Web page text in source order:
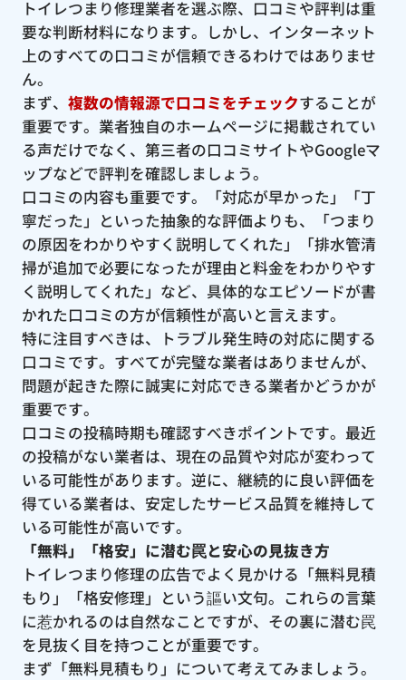
トイレつまり修理業者を選ぶ際、口コミや評判は重
要な判断材料になります。しかし、インターネット
上のすべての口コミが信頼できるわけではありませ
ん。
まず、 複数の情報源で口コミをチェックすることが
重要です。業者独自のホームページに掲載されてい
る声だけでなく、第三者の口コミサイトやGoogleマ
ップなどで評判を確認しましょう。
口コミの内容も重要です。「対応が早かった」「丁
寧だった」といった抽象的な評価よりも、「つまり
の原因をわかりやすく説明してくれた」「排水管清
掃が追加で必要になったが理由と料金をわかりやす
く説明してくれた」など、具体的なエピソードが書
かれた口コミの方が信頼性が高いと言えます。
特に注目すべきは、トラブル発生時の対応に関する
口コミです。すべてが完璧な業者はありませんが、
問題が起きた際に誠実に対応できる業者かどうかが
重要です。
口コミの投稿時期も確認すべきポイントです。最近
の投稿がない業者は、現在の品質や対応が変わって
いる可能性があります。逆に、継続的に良い評価を
得ている業者は、安定したサービス品質を維持して
いる可能性が高いです。
「無料」「格安」に潜む罠と安心の見抜き方
トイレつまり修理の広告でよく見かける「無料見積
もり」「格安修理」という謳い文句。これらの言葉
に惹かれるのは自然なことですが、その裏に潜む罠
を見抜く目を持つことが重要です。
まず「無料見積もり」について考えてみましょう。